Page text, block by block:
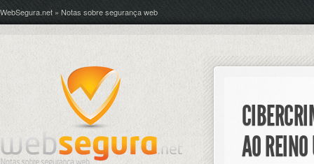
WebSegura.net » Notas sobre segurança web
AO